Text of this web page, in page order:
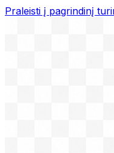
Praleisti į pagrindinį